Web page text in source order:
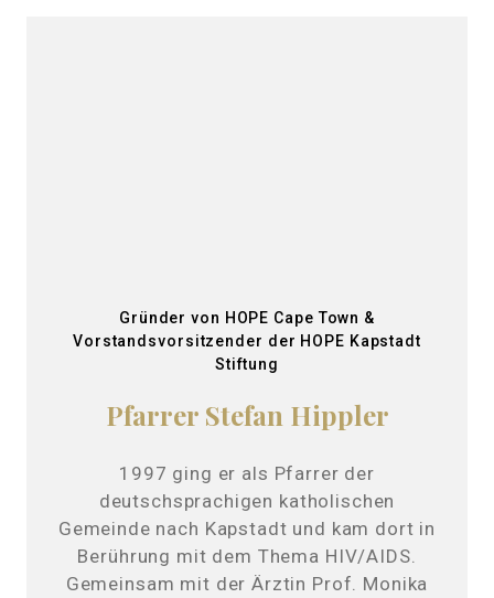
Gründer von HOPE Cape Town &
Vorstandsvorsitzender der HOPE Kapstadt
Stiftung
Pfarrer Stefan Hippler
1997 ging er als Pfarrer der
deutschsprachigen katholischen
Gemeinde nach Kapstadt und kam dort in
Berührung mit dem Thema HIV/AIDS.
Gemeinsam mit der Ärztin Prof. Monika